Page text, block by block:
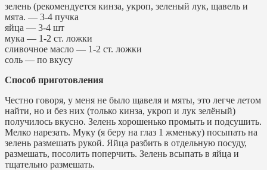
зелень (рекомендуется кинза, укроп, зеленый лук, щавель и
мята. — 3-4 пучка
яйца — 3-4 шт
мука — 1-2 ст. ложки
сливочное масло — 1-2 ст. ложки
соль — по вкусу
Способ приготовления
Честно говоря, у меня не было щавеля и мяты, это легче летом
найти, но и без них (только кинза, укроп и лук зелёный)
получилось вкусно. Зелень хорошенько промыть и подсушить.
Мелко нарезать. Муку (я беру на глаз 1 жменьку) посыпать на
зелень размешать рукой. Яйца разбить в отдельную посуду,
размешать, посолить поперчить. Зелень всыпать в яйца и
тщательно размешать.